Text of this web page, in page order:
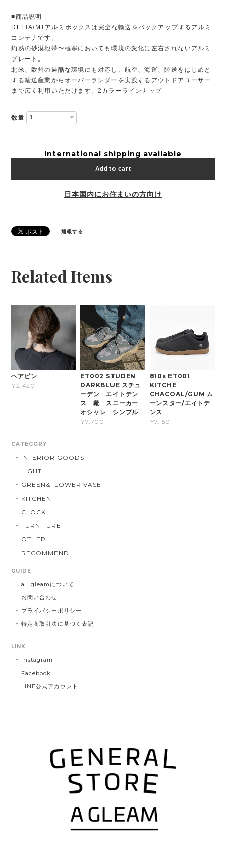
■商品説明
DELTA/MTアルミボックスは完全な輸送をバックアップするアルミ
コンテナです。
灼熱の砂漠地帯〜極寒においても環境の変化に左右されないアルミ
プレート。
北米、欧州の過酷な環境にも対応し、航空、海運、陸送をはじめと
する輸送産業からオーバーランダーを実践するアウトドアユーザー
まで広く利用いただけます。2カラーラインナップ
数量
International shipping available
Add to cart
日本国内にお住まいの方向け
通報する
Related Items
ヘアピン
¥2,420
ET002 STUDEN
DARKBLUE スチュ
ーデン エイトテン
ス 靴 スニーカー
オシャレ シンプル
¥7,700
810s ET001
KITCHE
CHACOAL/GUM ム
ーンスター/エイトテ
ンス
¥7,150
CATEGORY
INTERIOR GOODS
LIGHT
GREEN&FLOWER VASE
KITCHEN
CLOCK
FURNITURE
OTHER
RECOMMEND
GUIDE
a gleamについて
お問い合わせ
プライバシーポリシー
特定商取引法に基づく表記
LINK
Instagram
Facebook
LINE公式アカウント